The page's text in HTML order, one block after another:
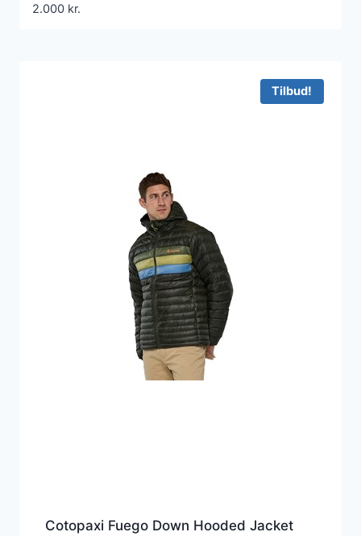
2.000 kr.
Tilbud!
Cotopaxi Fuego Down Hooded Jacket